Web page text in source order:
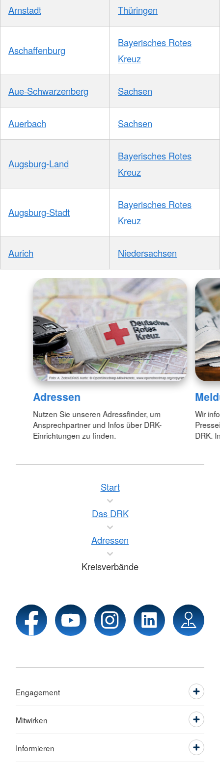
Arnstadt Thüringen
Aschaffenburg
Bayerisches Rotes
Kreuz
Aue-Schwarzenberg Sachsen
Auerbach Sachsen
Augsburg-Land
Bayerisches Rotes
Kreuz
Augsburg-Stadt
Bayerisches Rotes
Kreuz
Aurich Niedersachsen
Adressen
Nutzen Sie unseren Adressfinder, um
Ansprechpartner und Infos über DRK-
Einrichtungen zu finden.
Wir
DRK.
Start
Das DRK
Adressen
Kreisverbände
Engagement
Mitwirken
Informieren